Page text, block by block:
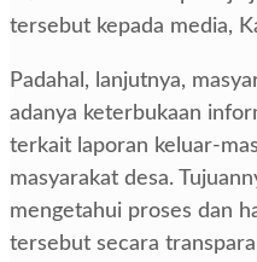
tersebut kepada media,
Padahal, lanjutnya,
adanya keterbukaan
terkait laporan keluar-
masyarakat desa.
mengetahui proses dan
tersebut secara